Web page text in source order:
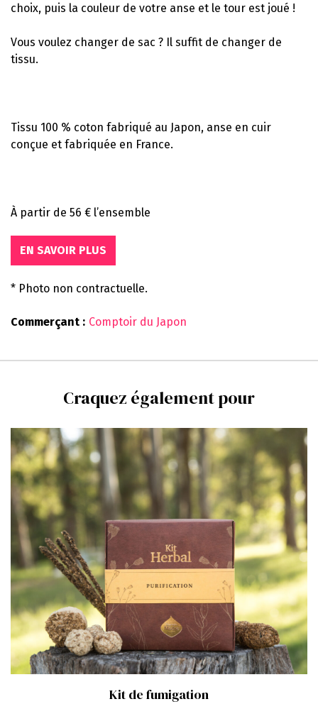
choix, puis la couleur de votre anse et le tour est joué !
Vous voulez changer de sac ? Il suffit de changer de
tissu.
Tissu 100 % coton fabriqué au Japon, anse en cuir
conçue et fabriquée en France.
À partir de 56 € l’ensemble
EN SAVOIR PLUS
* Photo non contractuelle.
Commerçant : Comptoir du Japon
Craquez également pour
Kit de fumigation